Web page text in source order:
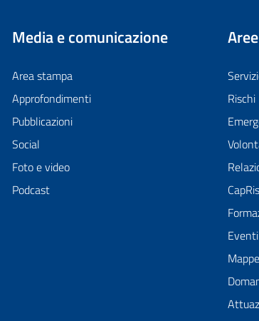
Media e comunicazione
Area stampa
Approfondimenti
Pubblicazioni
Social
Foto e video
Podcast
Rischi
Eventi
Mappe